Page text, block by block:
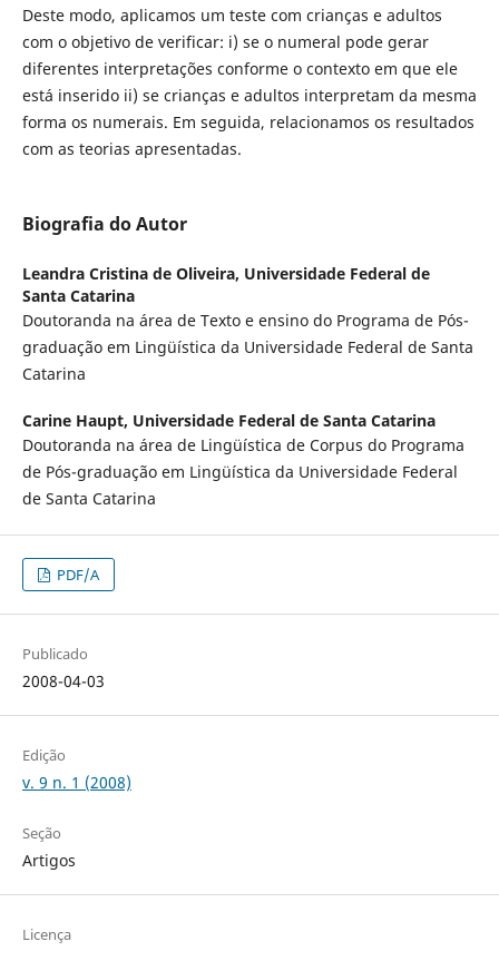
Deste modo, aplicamos um teste com crianças e adultos
com o objetivo de verificar: i) se o numeral pode gerar
diferentes interpretações conforme o contexto em que ele
está inserido ii) se crianças e adultos interpretam da mesma
forma os numerais. Em seguida, relacionamos os resultados
com as teorias apresentadas.
Biografia do Autor
Leandra Cristina de Oliveira, Universidade Federal de
Santa Catarina
Doutoranda na área de Texto e ensino do Programa de Pós-
graduação em Lingüística da Universidade Federal de Santa
Catarina
Carine Haupt, Universidade Federal de Santa Catarina
Doutoranda na área de Lingüística de Corpus do Programa
de Pós-graduação em Lingüística da Universidade Federal
de Santa Catarina
PDF/A
Publicado
2008-04-03
Edição
v. 9 n. 1 (2008)
Seção
Artigos
Licença